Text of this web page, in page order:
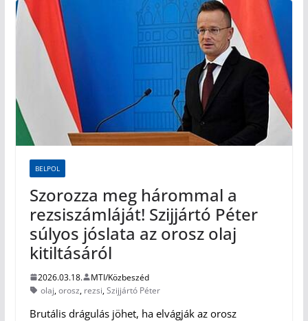
BELPOL
Szorozza meg hárommal a
rezsiszámláját! Szijjártó Péter
súlyos jóslata az orosz olaj
kitiltásáról
2026.03.18.
MTI/Közbeszéd
olaj,orosz, rezsi,Szijjártó Péter
Brutális drágulás jöhet, ha elvágják az orosz